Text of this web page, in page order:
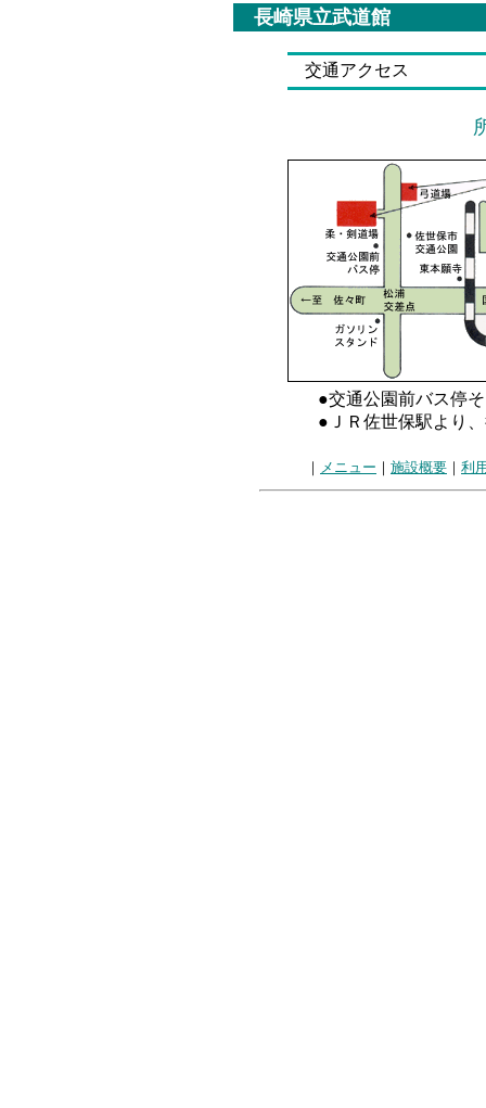
長崎県立武道館
交通アクセス
●交通公園前バス停
●ＪＲ佐世保駅より
｜ メニュー ｜ 施設概要 ｜ 利